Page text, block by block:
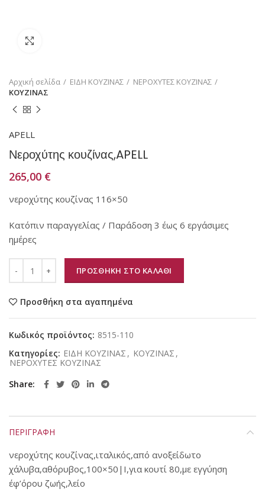
Αρχική σελίδα ΕΙΔΗ ΚΟΥΖΙΝΑΣ
ΝΕΡΟΧΥΤΕΣ ΚΟΥΖΙΝΑΣ
ΚΟΥΖΙΝΑΣ
APELL
Νεροχύτης κουζίνας,APELL
265,00 €
νεροχύτης κουζίνας 116×50
Κατόπιν παραγγελίας / Παράδοση 3 έως 6 εργάσιμες
ημέρες
ΠΡΟΣΘΗΚΗ ΣΤΟ ΚΑΛΑΘΙ
Προσθήκη στα αγαπημένα
Κωδικός προϊόντος: 8515-110
Κατηγορίες: ΕΙΔΗ ΚΟΥΖΙΝΑΣ , ΚΟΥΖΙΝΑΣ ,
ΝΕΡΟΧΥΤΕΣ ΚΟΥΖΙΝΑΣ
Share
ΠΕΡΙΓΡΑΦΗ
νεροχύτης κουζίνας,ιταλικός,από ανοξείδωτο
χάλυβα,αθόρυβος,100×50|Ι,για κουτί 80,με εγγύηση
έφ’όρου ζωής,λείο